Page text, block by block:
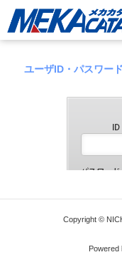
ユーザID・パスワー
Copyright ©
Powered